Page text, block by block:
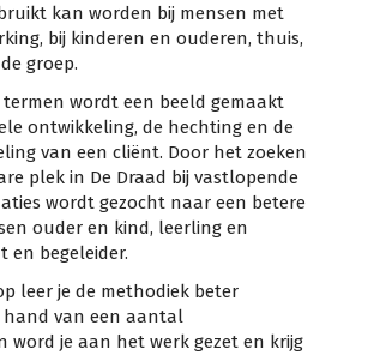
kan worden bij mensen met
bij kinderen en ouderen, thuis,
groep.
termen wordt een beeld gemaakt
ontwikkeling, de hechting en de
van een cliënt. Door het zoeken
plek in De Draad bij vastlopende
wordt gezocht naar een betere
ouder en kind, leerling en
en begeleider.
leer je de methodiek beter
hand van een aantal
word je aan het werk gezet en krijg